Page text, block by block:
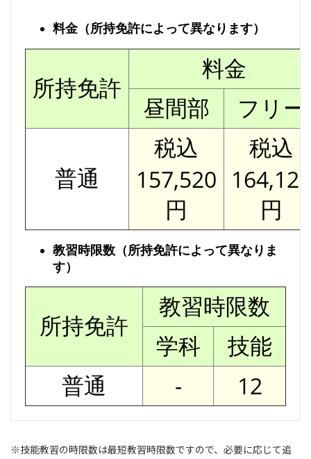
料金（所持免許によって異なります）
所持免許
料金
昼間部
フリー
普通
税込
157,520
円
税込
164,120
円
教習時限数（所持免許によって異なりま
す）
所持免許
教習時限数
学科
技能
普通
- 12
※技能教習の時限数は最短教習時限数ですので、必要に応じて追